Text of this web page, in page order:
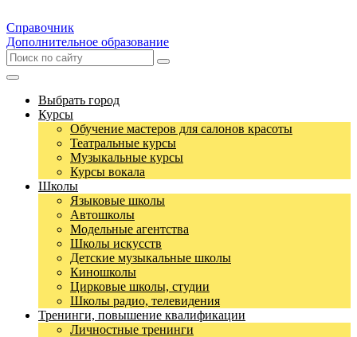
Справочник
Дополнительное образование
Выбрать город
Курсы
Обучение мастеров для салонов красоты
Театральные курсы
Музыкальные курсы
Курсы вокала
Школы
Языковые школы
Автошколы
Модельные агентства
Школы искусств
Детские музыкальные школы
Киношколы
Цирковые школы, студии
Школы радио, телевидения
Тренинги, повышение квалификации
Личностные тренинги